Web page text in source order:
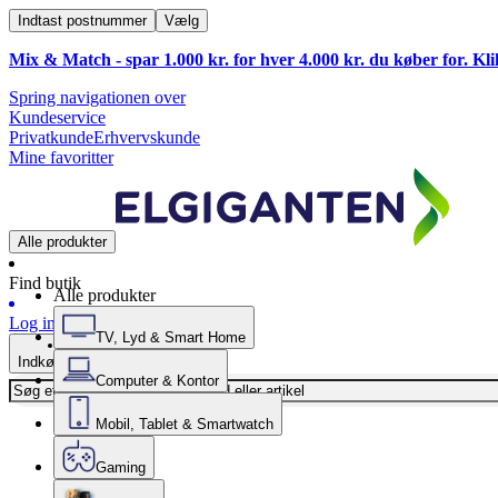
Indtast postnummer Vælg
Mix & Match - spar 1.000 kr. for hver 4.000 kr. du køber for.
Spring navigationen over
Kundeservice
PrivatkundeErhvervskunde
Mine favoritter
Alle produkter
Find butik
Log ind
Indkøbskurv
Alle produkter
TV, Lyd & Smart Home
Computer & Kontor
Mobil, Tablet & Smartwatch
Gaming